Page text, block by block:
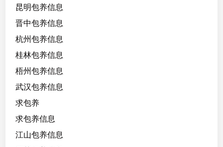
昆明包养信息
晋中包养信息
杭州包养信息
桂林包养信息
梧州包养信息
武汉包养信息
求包养
求包养信息
江山包养信息